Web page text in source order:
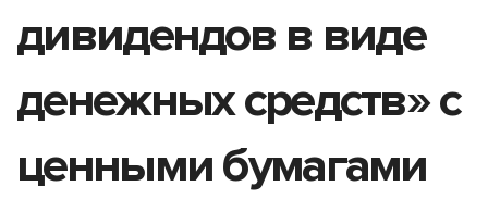
дивидендов в виде
денежных средств» с
ценными бумагами